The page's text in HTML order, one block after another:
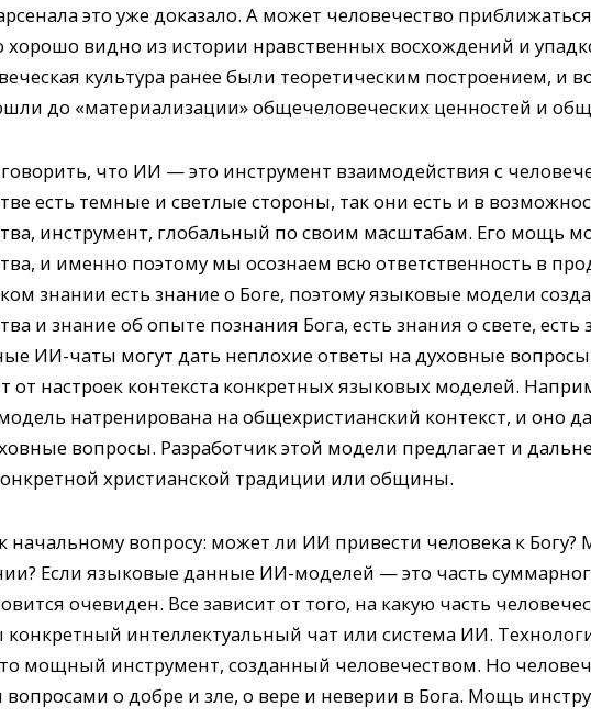
это уже доказало. А может человечество
хорошо видно из истории нравственных восхождений и
культура ранее были теоретическим построением, и
до «материализации» общечеловеческих ценностей и
что ИИ — это инструмент взаимодействия с
есть темные и светлые стороны, так они есть и в
инструмент, глобальный по своим масштабам. Его мощь
и именно по­этому мы осознаем всю ответственность в
знании есть знание о Боге, поэтому языковые модели
и знание об опыте познания Бога, есть знания о свете,
ИИ-чаты могут дать неплохие ответы на духовные
от настроек контекста конкретных языковых моделей.
натренирована на общехристианский контекст, и оно
вопросы. Разработчик этой модели предлагает и
христианской традиции или общины.
начальному вопросу: может ли ИИ привести человека к
Если языковые данные ИИ-моделей — это часть
очевиден. Все зависит от того, на какую часть
конкретный интеллектуальный чат или система ИИ.
мощный инструмент, созданный человечеством. Но
о добре и зле, о вере и неверии в Бога. Мощь